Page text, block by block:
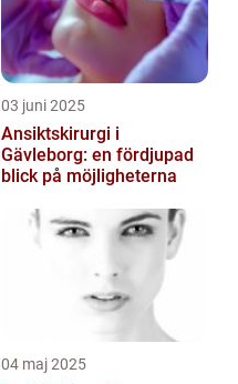
03 juni 2025
Ansiktskirurgi i
Gävleborg: en fördjupad
blick på möjligheterna
04 maj 2025